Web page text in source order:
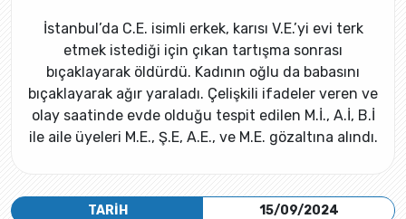
İstanbul’da C.E. isimli erkek, karısı V.E.’yi evi terk
etmek istediği için çıkan tartışma sonrası
bıçaklayarak öldürdü. Kadının oğlu da babasını
bıçaklayarak ağır yaraladı. Çelişkili ifadeler veren ve
olay saatinde evde olduğu tespit edilen M.İ., A.İ, B.İ
ile aile üyeleri M.E., Ş.E, A.E., ve M.E. gözaltına alındı.
TARİH 15/09/2024